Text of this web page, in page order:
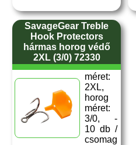
SavageGear Treble
Hook Protectors
hármas horog védő
2XL (3/0) 72330
méret:
2XL,
horog
méret:
3/0, -
10 db /
csomag